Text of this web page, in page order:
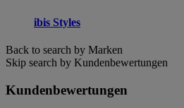
ibis Styles
Back to search by Marken
Skip search by Kundenbewertungen
Kundenbewertungen